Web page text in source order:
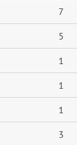
7
5
1
1
1
3